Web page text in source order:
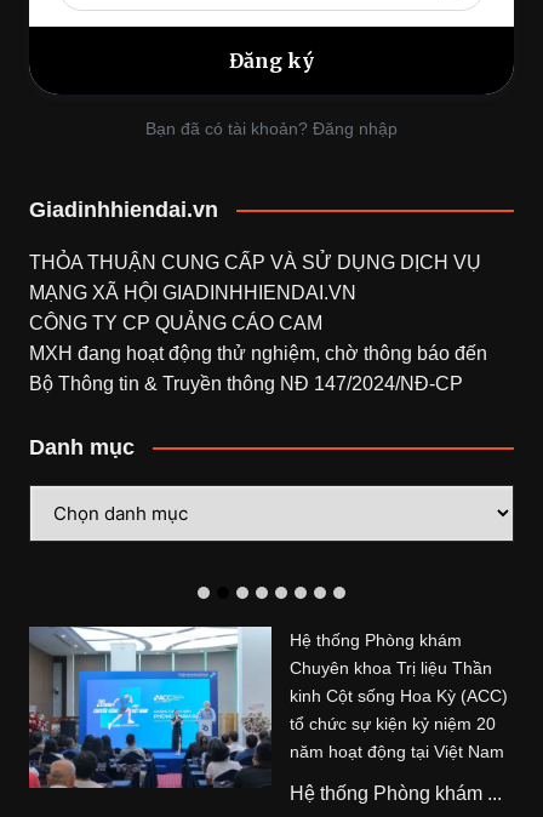
Bạn đã có tài khoản? Đăng nhập
Giadinhhiendai.vn
THỎA THUẬN CUNG CẤP VÀ SỬ DỤNG DỊCH VỤ
MẠNG XÃ HỘI GIADINHHIENDAI.VN
CÔNG TY CP QUẢNG CÁO CAM
MXH đang hoạt động thử nghiệm, chờ thông báo đến
Bộ Thông tin & Truyền thông NĐ 147/2024/NĐ-CP
Danh mục
mục
Hệ thống Phòng khám
Chuyên khoa Trị liệu Thần
kinh Cột sống Hoa Kỳ (ACC)
tổ chức sự kiện kỷ niệm 20
năm hoạt động tại Việt Nam
Hệ thống Phòng khám ...